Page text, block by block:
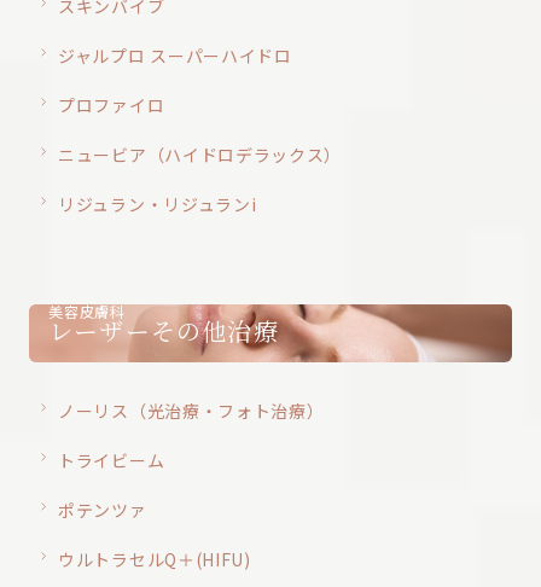
スキンバイブ
ジャルプロ スーパーハイドロ
プロファイロ
ニュービア（ハイドロデラックス）
リジュラン・リジュランi
美容皮膚科
レーザーその他治療
ノーリス（光治療・フォト治療）
トライビーム
ポテンツァ
ウルトラセルQ＋(HIFU)